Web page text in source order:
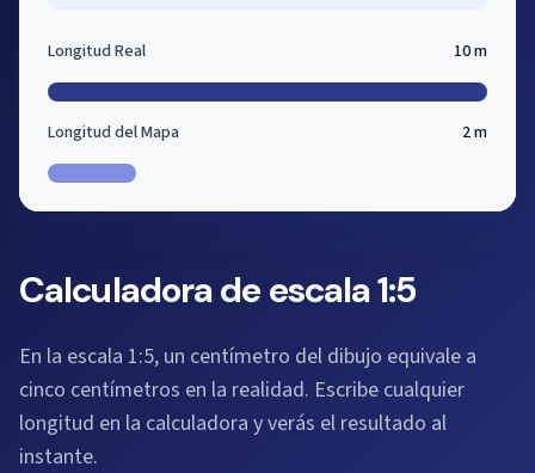
Calculadora de escala 1:5
En la escala 1:5, un centímetro del dibujo equivale a
cinco centímetros en la realidad. Escribe cualquier
longitud en la calculadora y verás el resultado al
instante.
Longitud Real 10 m
Longitud del Mapa 2 m